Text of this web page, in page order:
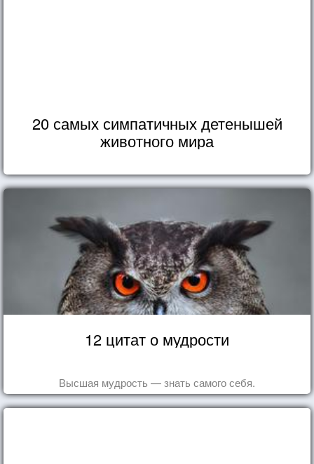
20 самых симпатичных детенышей
животного мира
12 цитат о мудрости
Высшая мудрость — знать самого себя.